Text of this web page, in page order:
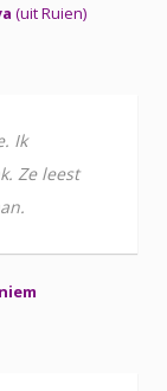
(uit Ruien)
Ik
Ze leest